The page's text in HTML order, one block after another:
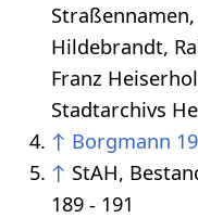
Hildebrandt,
Franz
Stadtarchivs
↑ Borgmann
↑ StAH,
189 - 191